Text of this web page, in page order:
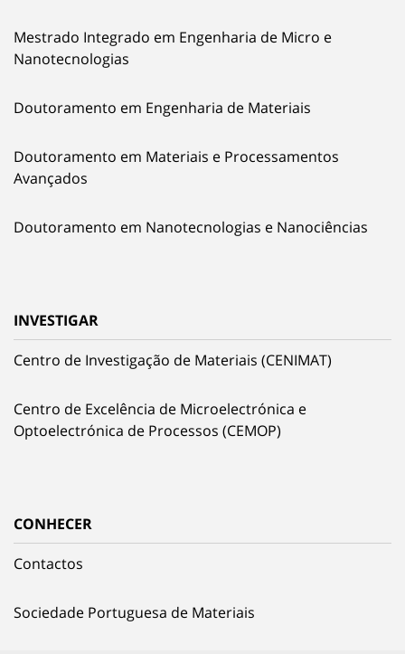
Mestrado Integrado em Engenharia de Micro e
Nanotecnologias
Doutoramento em Engenharia de Materiais
Doutoramento em Materiais e Processamentos
Avançados
Doutoramento em Nanotecnologias e Nanociências
INVESTIGAR
Centro de Investigação de Materiais (CENIMAT)
Centro de Excelência de Microelectrónica e
Optoelectrónica de Processos (CEMOP)
CONHECER
Contactos
Sociedade Portuguesa de Materiais